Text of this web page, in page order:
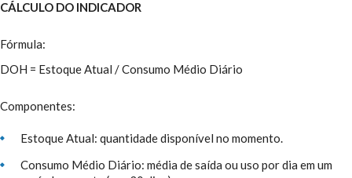
CÁLCULO DO INDICADOR
Fórmula:
DOH = Estoque Atual / Consumo Médio Diário
Componentes:
Estoque Atual: quantidade disponível no momento.
Consumo Médio Diário: média de saída ou uso por dia em um